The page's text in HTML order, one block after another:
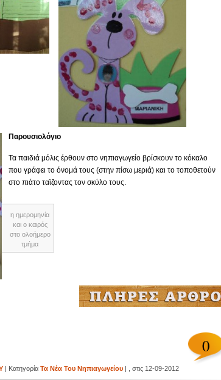
Παρουσιολόγιο
Τα παιδιά μόλις έρθουν στο νηπιαγωγείο βρίσκουν το κόκαλο
που γράφει το όνομά τους (στην πίσω μεριά) και το τοποθετούν
στο πιάτο ταϊζοντας τον σκύλο τους.
η ημερομηνία
και ο καιρός
στο ολοήμερο
τμήμα
0
| Κατηγορία Τα Νέα Του Νηπιαγωγείου | , στις 12-09-2012